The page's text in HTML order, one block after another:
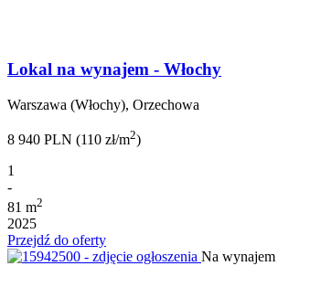
Lokal na wynajem - Włochy
Warszawa (Włochy), Orzechowa
8 940 PLN (110 zł/m2)
1
-
81 m2
2025
Przejdź do oferty
Na wynajem